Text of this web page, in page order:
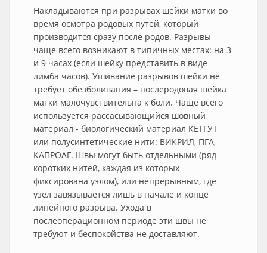
Накладываются при разрывах шейки матки во
время осмотра родовых путей, который
производится сразу после родов. Разрывы
чаще всего возникают в типичных местах: на 3
и 9 часах (если шейку представить в виде
лимба часов). Ушивание разрывов шейки не
требует обезболивания – послеродовая шейка
матки малочувствительна к боли. Чаще всего
используется рассасывающийся шовный
материал - биологический материал КЕТГУТ
или полусинтетические нити: ВИКРИЛ, ПГА,
КАПРОАГ. Швы могут быть отдельными (ряд
коротких нитей, каждая из которых
фиксирована узлом), или непрерывным, где
узел завязывается лишь в начале и конце
линейного разрыва. Ухода в
послеоперационном периоде эти швы не
требуют и беспокойства не доставляют.